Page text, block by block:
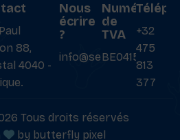
88,
4040 -
Nous
écrire
?
info@setransmat.com
Numéro
de
TVA
BE0415027069
+32
475
813
377
Tous droits réservés
by butterfly pixel